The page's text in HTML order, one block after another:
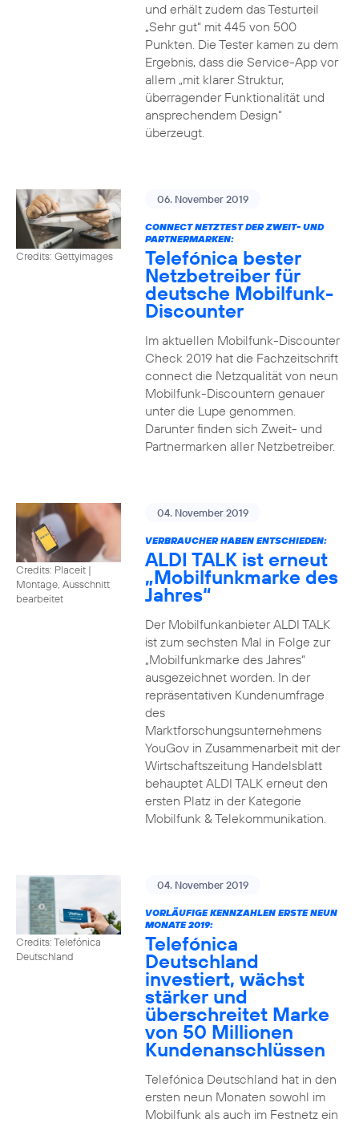
und erhält zudem das Testurteil
„Sehr gut“ mit 445 von 500
Punkten. Die Tester kamen zu dem
Ergebnis, dass die Service-App vor
allem „mit klarer Struktur,
überragender Funktionalität und
ansprechendem Design“
überzeugt.
Credits: Gettyimages
06. November 2019
CONNECT NETZTEST DER ZWEIT- UND
PARTNERMARKEN:
Telefónica bester
Netzbetreiber für
deutsche Mobilfunk-
Discounter
Im aktuellen Mobilfunk-Discounter
Check 2019 hat die Fachzeitschrift
connect die Netzqualität von neun
Mobilfunk-Discountern genauer
unter die Lupe genommen.
Darunter finden sich Zweit- und
Partnermarken aller Netzbetreiber.
Credits: Placeit |
Montage, Ausschnitt
bearbeitet
04. November 2019
VERBRAUCHER HABEN ENTSCHIEDEN:
ALDI TALK ist erneut
„Mobilfunkmarke des
Jahres“
Der Mobilfunkanbieter ALDI TALK
ist zum sechsten Mal in Folge zur
„Mobilfunkmarke des Jahres“
ausgezeichnet worden. In der
repräsentativen Kundenumfrage
des
Marktforschungsunternehmens
YouGov in Zusammenarbeit mit der
Wirtschaftszeitung Handelsblatt
behauptet ALDI TALK erneut den
ersten Platz in der Kategorie
Mobilfunk & Telekommunikation.
Credits: Telefónica
Deutschland
04. November 2019
VORLÄUFIGE KENNZAHLEN ERSTE NEUN
MONATE 2019:
Telefónica
Deutschland
investiert, wächst
stärker und
überschreitet Marke
von 50 Millionen
Kundenanschlüssen
Telefónica Deutschland hat in den
ersten neun Monaten sowohl im
Mobilfunk als auch im Festnetz ein